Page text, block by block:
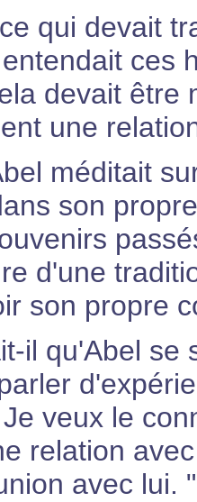
qui devait
ces
devait être
une
méditait
son
d'une
son propre
il qu'Abel se
veux le
relation
avec lui. "